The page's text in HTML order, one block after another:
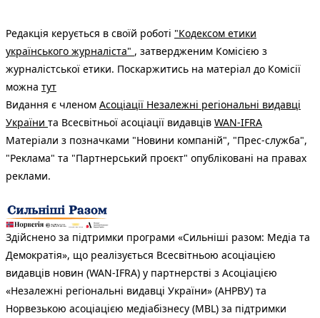
Редакція керується в своїй роботі "Кодексом етики
українського журналіста" , затвердженим Комісією з
журналістської етики. Поскаржитись на матеріал до Комісії
можна тут
Видання є членом Асоціації Незалежні регіональні видавці
України та Всесвітньої асоціації видавців WAN-IFRA
Матеріали з позначками "Новини компаній", "Прес-служба",
"Реклама" та "Партнерський проєкт" опубліковані на правах
реклами.
Здійснено за підтримки програми «Сильніші разом: Медіа та
Демократія», що реалізується Всесвітньою асоціацією
видавців новин (WAN-IFRA) у партнерстві з Асоціацією
«Незалежні регіональні видавці України» (АНРВУ) та
Норвезькою асоціацією медіабізнесу (MBL) за підтримки